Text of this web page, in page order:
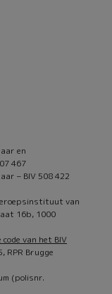
en
467
– BIV 508 422
van
16b, 1000
van het BIV
RPR Brugge
(polisnr.